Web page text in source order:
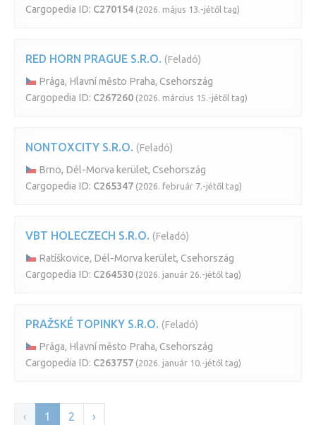
Cargopedia ID: C270154 (2026. május 13.-jétől tag)
RED HORN PRAGUE S.R.O. (Feladó)
Prága, Hlavní město Praha, Csehország
Cargopedia ID: C267260 (2026. március 15.-jétől tag)
NONTOXCITY S.R.O. (Feladó)
Brno, Dél-Morva kerület, Csehország
Cargopedia ID: C265347 (2026. február 7.-jétől tag)
VBT HOLECZECH S.R.O. (Feladó)
Ratíškovice, Dél-Morva kerület, Csehország
Cargopedia ID: C264530 (2026. január 26.-jétől tag)
PRAŽSKÉ TOPINKY S.R.O. (Feladó)
Prága, Hlavní město Praha, Csehország
Cargopedia ID: C263757 (2026. január 10.-jétől tag)
‹ 1 2 ›